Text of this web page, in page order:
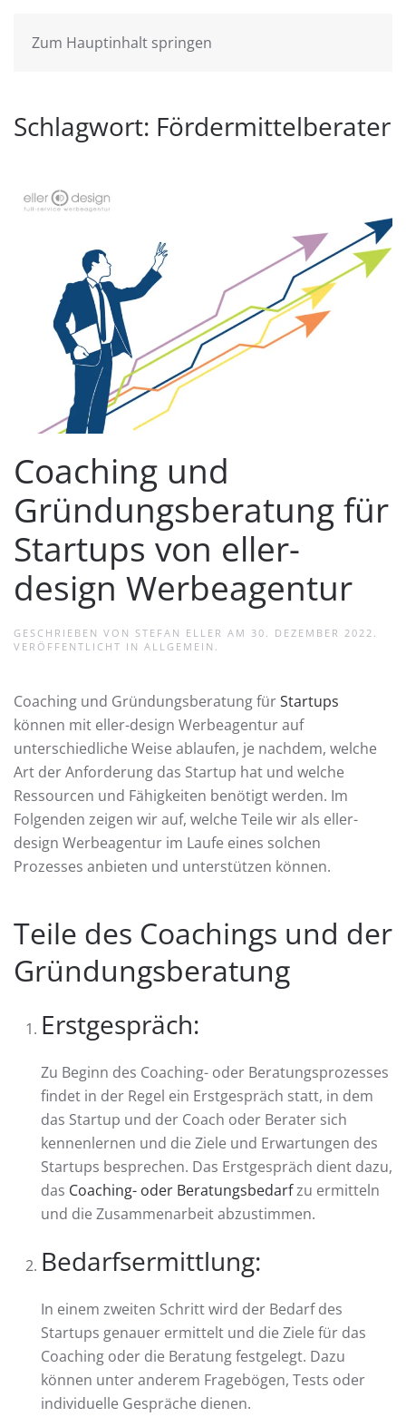
Zum Hauptinhalt springen
Schlagwort: Fördermittelberater
Coaching und
Gründungsberatung für
Startups von eller-
design Werbeagentur
GESCHRIEBEN VON STEFAN ELLER AM 30. DEZEMBER 2022
VERÖFFENTLICHT IN ALLGEMEIN
Coaching und Gründungsberatung fürStartups
können mit eller-design Werbeagentur auf
unterschiedliche Weise ablaufen, je nachdem, welche
Art der Anforderung das Startup hat und welche
Ressourcen und Fähigkeiten benötigt werden. Im
Folgenden zeigen wir auf, welche Teile wir als eller-
design Werbeagentur im Laufe eines solchen
Prozesses anbieten und unterstützen können.
Teile des Coachings und der
Gründungsberatung
Erstgespräch:
Zu Beginn des Coaching- oder Beratungsprozesses
findet in der Regel ein Erstgespräch statt, in dem
das Startup und der Coach oder Berater sich
kennenlernen und die Ziele und Erwartungen des
Startups besprechen. Das Erstgespräch dient dazu,
das Coaching- oder Beratungsbedarfzu ermitteln
und die Zusammenarbeit abzustimmen.
Bedarfsermittlung:
In einem zweiten Schritt wird der Bedarf des
Startups genauer ermittelt und die Ziele für das
Coaching oder die Beratung festgelegt. Dazu
können unter anderem Fragebögen, Tests oder
individuelle Gespräche dienen.